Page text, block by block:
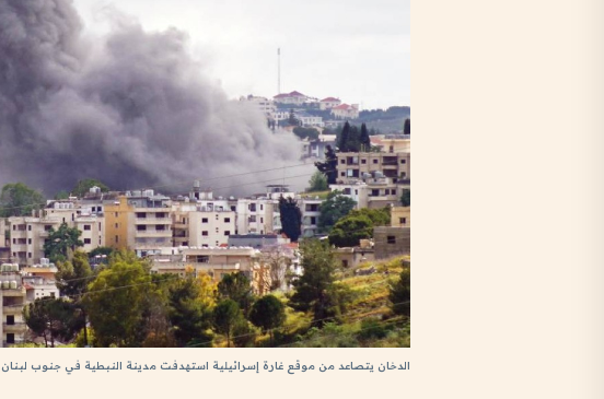
الدخان يتصاعد من موقع غارة إسرائيلية استهدفت مدينة النبطية في جنوب لبنان